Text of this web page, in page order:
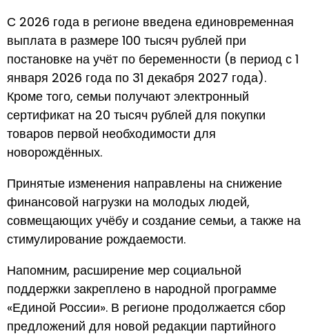
С 2026 года в регионе введена единовременная
выплата в размере 100 тысяч рублей при
постановке на учёт по беременности (в период с 1
января 2026 года по 31 декабря 2027 года).
Кроме того, семьи получают электронный
сертификат на 20 тысяч рублей для покупки
товаров первой необходимости для
новорождённых.
Принятые изменения направлены на снижение
финансовой нагрузки на молодых людей,
совмещающих учёбу и создание семьи, а также на
стимулирование рождаемости.
Напомним, расширение мер социальной
поддержки закреплено в народной программе
«Единой России». В регионе продолжается сбор
предложений для новой редакции партийного